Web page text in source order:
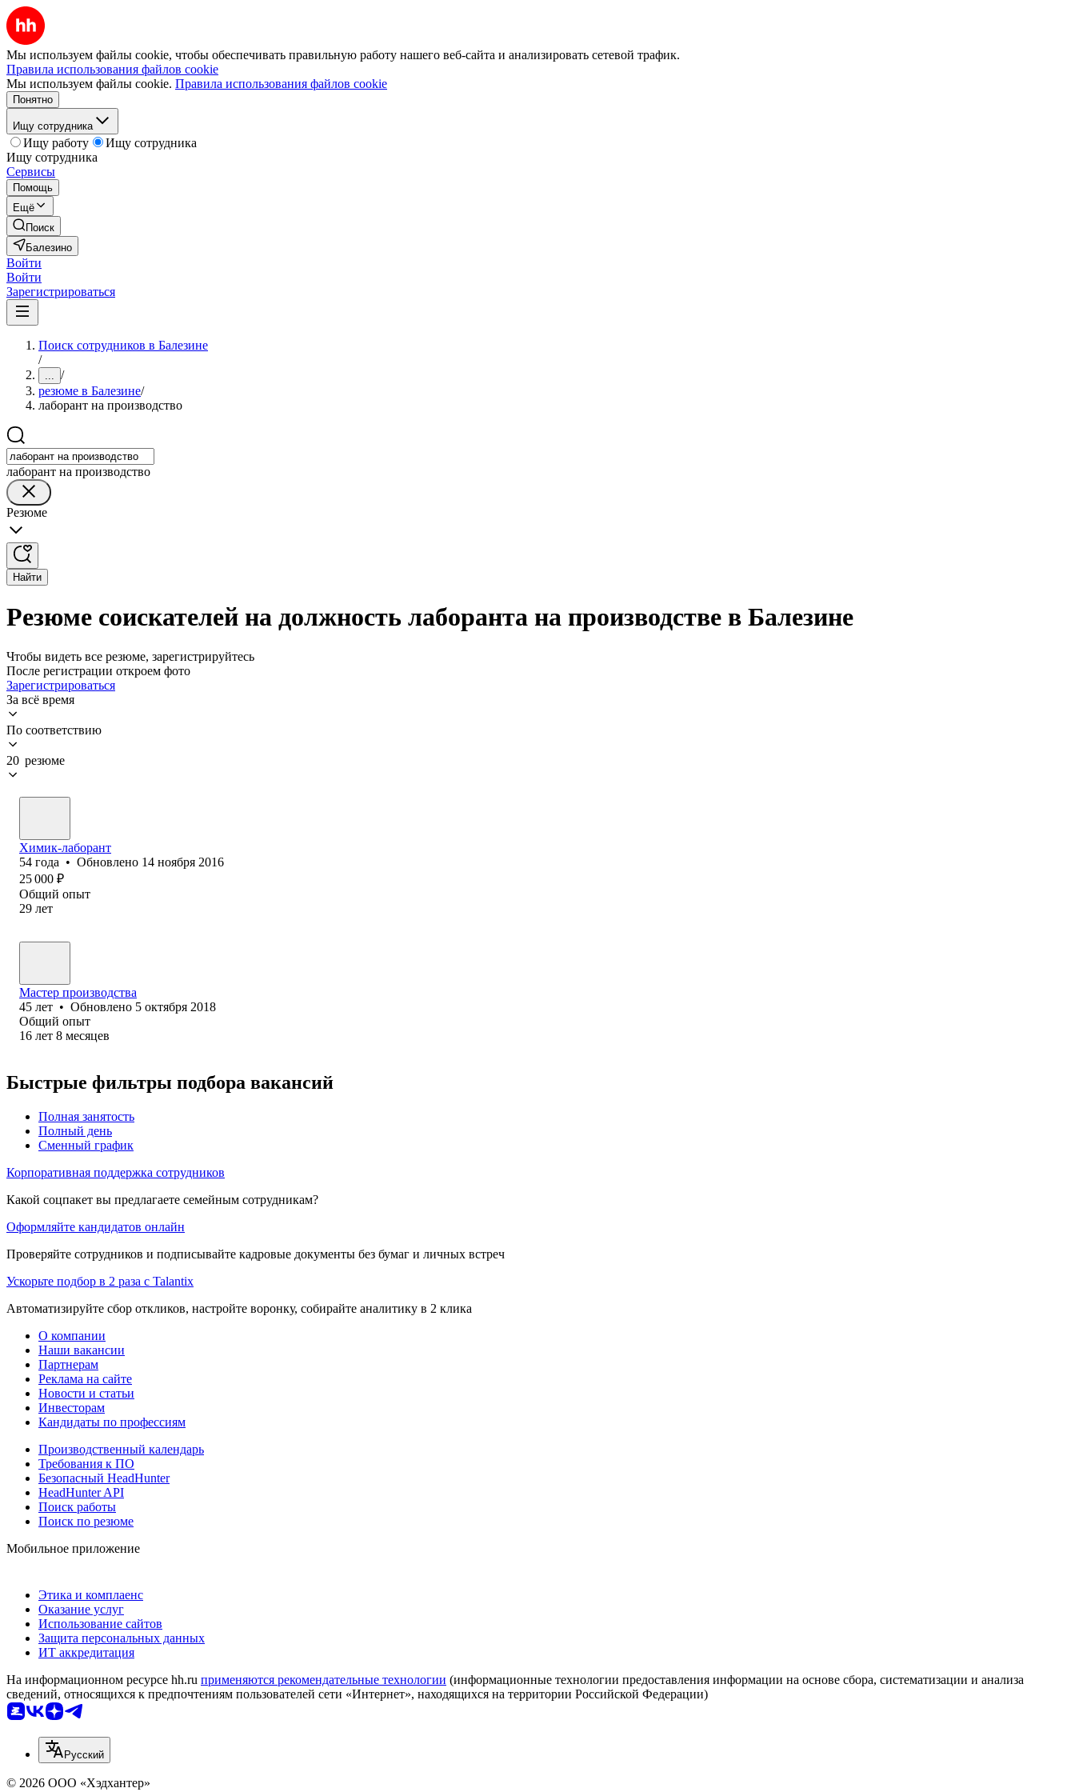
Мы используем файлы cookie, чтобы обеспечивать правильную работу нашего веб-сайта и анализировать сетевой трафик.
Правила использования файлов cookie
Мы используем файлы cookie. Правила использования файлов cookie
Понятно
Ищу сотрудника
Ищу работу
Ищу сотрудника
Ищу сотрудника
Сервисы
Помощь
Ещё
Поиск
Балезино
Войти
Войти
Зарегистрироваться
Поиск сотрудников в Балезине
/
... /
резюме в Балезине/
лаборант на производство
лаборант на производство
Резюме
Найти
Резюме соискателей на должность лаборанта на производстве в Балезине
Чтобы видеть все резюме, зарегистрируйтесь
После регистрации откроем фото
Зарегистрироваться
За всё время
По соответствию
20 резюме
Химик-лаборант
54 года • Обновлено 14 ноября 2016
25 000 ₽
Общий опыт
29 лет
Мастер производства
45 лет • Обновлено 5 октября 2018
Общий опыт
16 лет 8 месяцев
Быстрые фильтры подбора вакансий
Полная занятость
Полный день
Сменный график
Корпоративная поддержка сотрудников
Какой соцпакет вы предлагаете семейным сотрудникам?
Оформляйте кандидатов онлайн
Проверяйте сотрудников и подписывайте кадровые документы без бумаг и личных встреч
Ускорьте подбор в 2 раза с Talantix
Автоматизируйте сбор откликов, настройте воронку, собирайте аналитику в 2 клика
О компании
Наши вакансии
Партнерам
Реклама на сайте
Новости и статьи
Инвесторам
Кандидаты по профессиям
Производственный календарь
Требования к ПО
Безопасный HeadHunter
HeadHunter API
Поиск работы
Поиск по резюме
Мобильное приложение
Этика и комплаенс
Оказание услуг
Использование сайтов
Защита персональных данных
ИТ аккредитация
На информационном ресурсе hh.ru применяются рекомендательные технологии (информационные технологии предоставления информации на основе сбора, систематизации и анализа
сведений, относящихся к предпочтениям пользователей сети «Интернет», находящихся на территории Российской Федерации)
Русский
© 2026 ООО «Хэдхантер»